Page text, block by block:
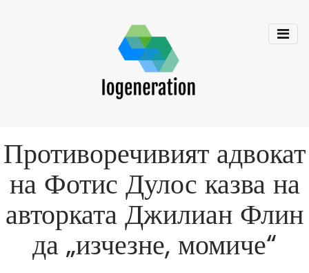
Противоречивият адвокат
на Фотис Дулос казва на
авторката Джилиан Флин
да „изчезне, момиче“